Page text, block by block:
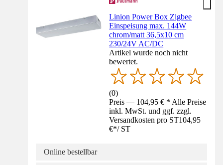
Linion Power Box Zigbee
Einspeisung max. 144W
chrom/matt 36,5x10 cm
230/24V AC/DC
Artikel wurde noch nicht
bewertet.
(0)
Preis — 104,95 € * Alle Preise
inkl. MwSt. und ggf. zzgl.
Versandkosten pro ST104,95
€*/ ST
Online bestellbar